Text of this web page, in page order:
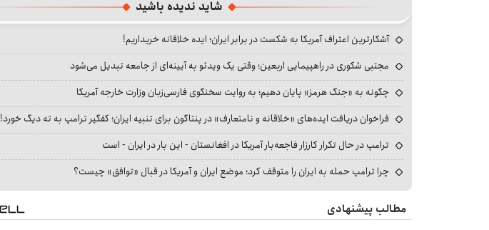
شاید ندیده باشید
آشکارترین اعتراف آمریکا به شکست در برابر ایران؛ ایده خلاقانه خریداریم!
مجتبی شکوری در راهپیمایی اربعین؛ وقتی یک ویدئو به آیینه‌ای از جامعه تبدیل می‌شود
چگونه به «جنگ هرمز» پایان دهیم؛ به روایت سخنگوی فارسی‌زبان وزارت خارجه آمریکا
فراخوان دریافت ایده‌های «خلاقانه و نامتعارف» در پنتاگون برای تنبیه ایران؛ کفگیر ترامپ به ته دیگ خورد!
ترامپ در حال تکرار کارزار فاجعه‌بار آمریکا در افغانستان - این بار در ایران - است
چرا ترامپ حمله به ایران را متوقف کرد؛ موضع ایران و آمریکا در قبال «توافق» چیست؟
مطالب پیشنهادی